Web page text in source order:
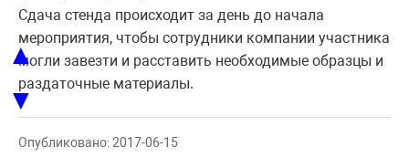
Сдача стенда происходит за день до начала
мероприятия, чтобы сотрудники компании участника
могли завезти и расставить необходимые образцы и
раздаточные материалы.
Опубликовано: 2017-06-15
▲
▼